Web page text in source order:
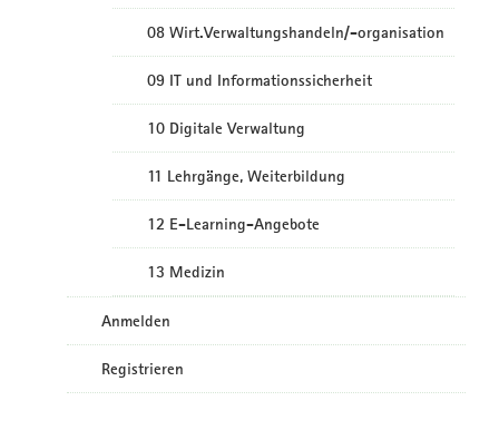
08 Wirt.Verwaltungshandeln/-organisation
09 IT und Informationssicherheit
10 Digitale Verwaltung
11 Lehrgänge, Weiterbildung
12 E-Learning-Angebote
13 Medizin
Anmelden
Registrieren